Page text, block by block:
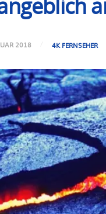
2018 4K FERNSEHER